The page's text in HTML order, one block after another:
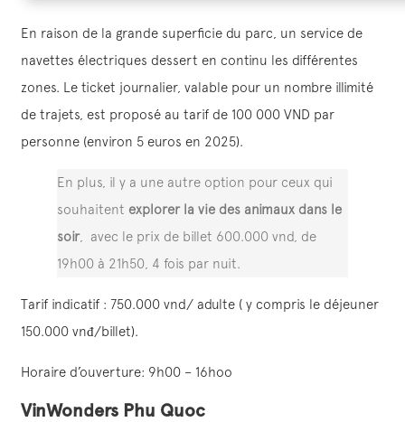
En raison de la grande superficie du parc, un service de
navettes électriques dessert en continu les différentes
zones. Le ticket journalier, valable pour un nombre illimité
de trajets, est proposé au tarif de 100 000 VND par
personne (environ 5 euros en 2025).
En plus, il y a une autre option pour ceux qui
souhaitent explorer la vie des animaux dans le
soir, avec le prix de billet 600.000 vnd, de
19h00 à 21h50, 4 fois par nuit.
Tarif indicatif : 750.000 vnd/ adulte ( y compris le déjeuner
150.000 vnđ/billet).
Horaire d’ouverture: 9h00 – 16hoo
VinWonders Phu Quoc